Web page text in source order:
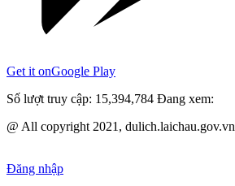
Get it onGoogle Play
Số lượt truy cập: 15,394,784 Đang xem:
@ All copyright 2021, dulich.laichau.gov.vn
Đăng nhập